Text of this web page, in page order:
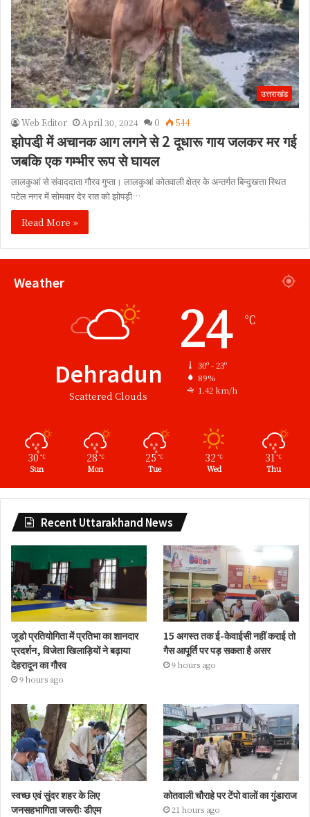
उत्तराखंड
Web Editor April 30, 2024 0 544
झोपडी़ में अचानक आग लगने से 2 दूधारू गाय जलकर मर गई
जबकि एक गम्भीर रूप से घायल
लालकुआं से संवाददाता गौरव गुप्ता। लालकुआं कोतवाली क्षेत्र के अन्तर्गत बिन्दुखत्ता स्थित
पटेल नगर में सोमवार देर रात को झोपड़ी…
Read More »
Weather
Dehradun
Scattered Clouds
24 ℃
30º - 23º
89%
1.42 km/h
30 ℃
Sun
28 ℃
Mon
25℃
Tue
32 ℃
Wed
31℃
Thu
Recent Uttarakhand News
जूडो प्रतियोगिता में प्रतिभा का शानदार
प्रदर्शन, विजेता खिलाड़ियों ने बढ़ाया
देहरादून का गौरव
9 hours ago
15 अगस्त तक ई-केवाईसी नहीं कराई तो
गैस आपूर्ति पर पड़ सकता है असर
9 hours ago
स्वच्छ एवं सुंदर शहर के लिए
जनसहभागिता जरूरीः डीएम
कोतवाली चौराहे पर टेंपो वालों का गुंडाराज
21 hours ago